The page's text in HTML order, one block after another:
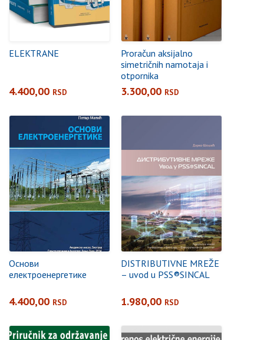
ELEKTRANE
4.400,00 RSD
Proračun aksijalno
simetričnih namotaja i
otpornika
3.300,00 RSD
Основи
електроенергетике
4.400,00 RSD
DISTRIBUTIVNE MREŽE
– uvod u PSS®SINCAL
1.980,00 RSD